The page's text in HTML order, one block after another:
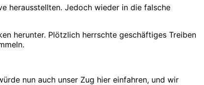
herausstellten. Jedoch wieder in die falsche
herunter. Plötzlich herrschte geschäftiges Treiben
nun auch unser Zug hier einfahren, und wir